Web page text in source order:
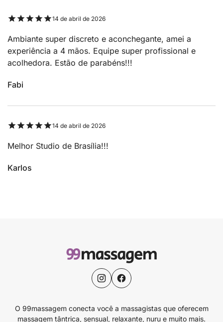
14 de abril de 2026
Ambiante super discreto e aconchegante, amei a
experiência a 4 mãos. Equipe super profissional e
acolhedora. Estão de parabéns!!!
Fabi
14 de abril de 2026
Melhor Studio de Brasília!!!
Karlos
O 99massagem conecta você a massagistas que oferecem
massagem tântrica, sensual, relaxante, nuru e muito mais.